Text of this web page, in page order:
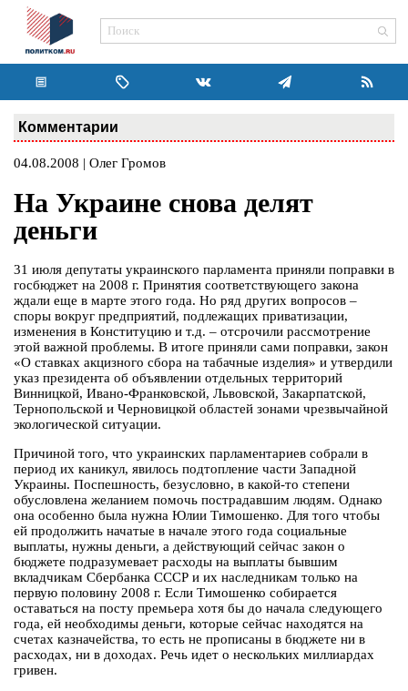
Комментарии
04.08.2008 | Олег Громов
На Украине снова делят
деньги
31 июля депутаты украинского парламента приняли поправки в
госбюджет на 2008 г. Принятия соответствующего закона
ждали еще в марте этого года. Но ряд других вопросов –
споры вокруг предприятий, подлежащих приватизации,
изменения в Конституцию и т.д. – отсрочили рассмотрение
этой важной проблемы. В итоге приняли сами поправки, закон
«О ставках акцизного сбора на табачные изделия» и утвердили
указ президента об объявлении отдельных территорий
Винницкой, Ивано-Франковской, Львовской, Закарпатской,
Тернопольской и Черновицкой областей зонами чрезвычайной
экологической ситуации.
Причиной того, что украинских парламентариев собрали в
период их каникул, явилось подтопление части Западной
Украины. Поспешность, безусловно, в какой-то степени
обусловлена желанием помочь пострадавшим людям. Однако
она особенно была нужна Юлии Тимошенко. Для того чтобы
ей продолжить начатые в начале этого года социальные
выплаты, нужны деньги, а действующий сейчас закон о
бюджете подразумевает расходы на выплаты бывшим
вкладчикам Сбербанка СССР и их наследникам только на
первую половину 2008 г. Если Тимошенко собирается
оставаться на посту премьера хотя бы до начала следующего
года, ей необходимы деньги, которые сейчас находятся на
счетах казначейства, то есть не прописаны в бюджете ни в
расходах, ни в доходах. Речь идет о нескольких миллиардах
гривен.